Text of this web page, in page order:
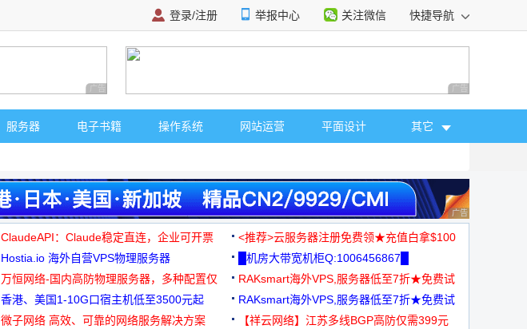
登录/注册 举报中心 关注微信 快捷导航
广告 商业广告，理性选择 广告 商业广告，理
服务器 电子书籍 操作系统 网站运营 平面设计 其它
广告 商业广告，理
ClaudeAPI：Claude稳定直连，企业可开票
<推荐>云服务器注册免费领★充值白拿$100
Hostia.io 海外自营VPS物理服务器
█机房大带宽机柜Q:1006456867█
万恒网络-国内高防物理服务器，多种配置仅
99元/月起
RAKsmart海外VPS,服务器低至7折★免费试
用★
香港、美国1-10G口宿主机低至3500元起
RAKsmart海外VPS,服务器低至7折★免费试
用★
微子网络 高效、可靠的网络服务解决方案
【祥云网络】江苏多线BGP高防仅需399元